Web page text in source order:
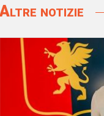
Altre notizie